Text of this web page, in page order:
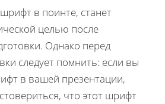
в поинте, станет
целью после
Однако перед
следует помнить: если вы
в вашей презентации,
что этот шрифт